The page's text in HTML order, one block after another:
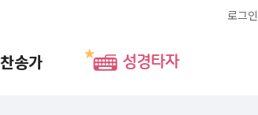
로그인
찬송가 성경타자